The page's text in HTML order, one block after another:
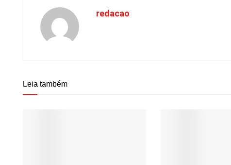
redacao
Leia também